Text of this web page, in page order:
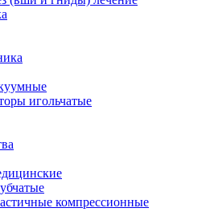
игольчатые
компрессионные